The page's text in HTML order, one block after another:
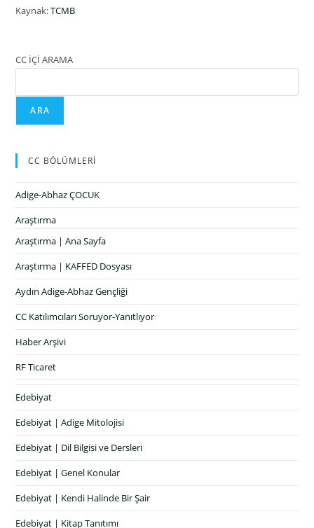
Kaynak:TCMB
CC İÇİ ARAMA
ARA
CC BÖLÜMLERİ
Adige-Abhaz ÇOCUK
Araştırma
Araştırma | Ana Sayfa
Araştırma | KAFFED Dosyası
Aydın Adige-Abhaz Gençliği
CC Katılımcıları Soruyor-Yanıtlıyor
Haber Arşivi
RF Ticaret
Edebiyat
Edebiyat | Adige Mitolojisi
Edebiyat | Dil Bilgisi ve Dersleri
Edebiyat | Genel Konular
Edebiyat | Kendi Halinde Bir Şair
Edebiyat | Kitap Tanıtımı